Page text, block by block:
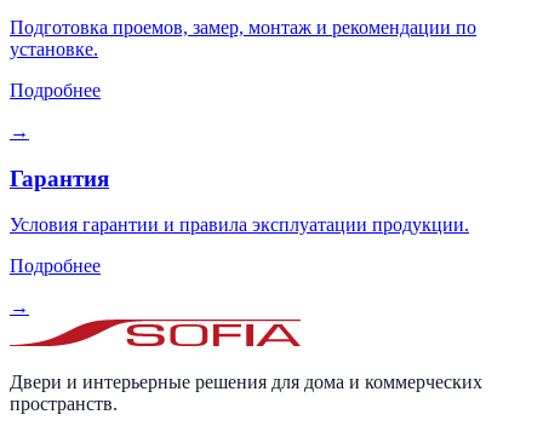
Подготовка проемов, замер, монтаж и рекомендации по
установке.
Подробнее
→
Гарантия
Условия гарантии и правила эксплуатации продукции.
Подробнее
→
Двери и интерьерные решения для дома и коммерческих
пространств.